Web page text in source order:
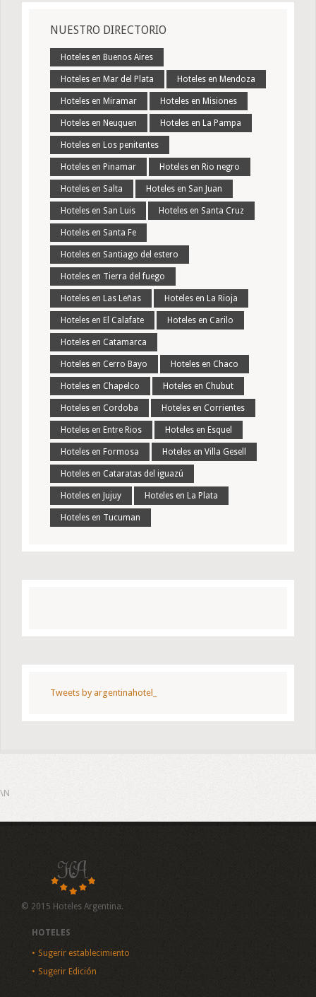
NUESTRO DIRECTORIO
Hoteles en Buenos Aires
Hoteles en Mar del Plata Hoteles en Mendoza
Hoteles en Miramar Hoteles en Misiones
Hoteles en Neuquen Hoteles en La Pampa
Hoteles en Los penitentes
Hoteles en Pinamar Hoteles en Rio negro
Hoteles en Salta Hoteles en San Juan
Hoteles en San Luis Hoteles en Santa Cruz
Hoteles en Santa Fe
Hoteles en Santiago del estero
Hoteles en Tierra del fuego
Hoteles en Las Leñas Hoteles en La Rioja
Hoteles en El Calafate Hoteles en Carilo
Hoteles en Catamarca
Hoteles en Cerro Bayo Hoteles en Chaco
Hoteles en Chapelco Hoteles en Chubut
Hoteles en Cordoba Hoteles en Corrientes
Hoteles en Entre Rios Hoteles en Esquel
Hoteles en Formosa Hoteles en Villa Gesell
Hoteles en Cataratas del iguazú
Hoteles en Jujuy Hoteles en La Plata
Hoteles en Tucuman
Tweets by argentinahotel_
\N
© 2015 Hoteles Argentina.
HOTELES
Sugerir establecimiento
Sugerir Edición